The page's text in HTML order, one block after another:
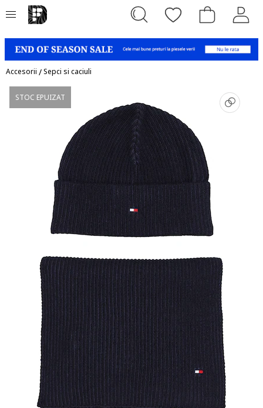
Accesorii /Sepci si caciuli
STOC EPUIZAT